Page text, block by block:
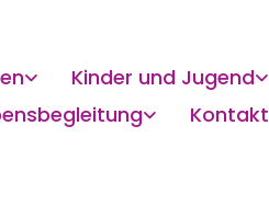
Kinder und Jugend
Kontakt